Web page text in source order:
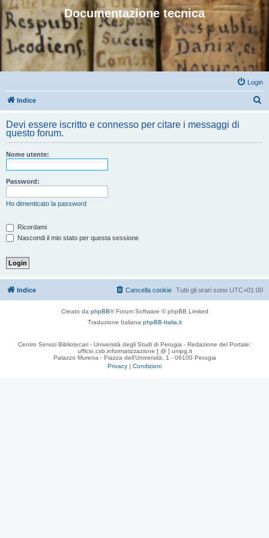
Documentazione tecnica
Login
Indice
c
Devi essere iscritto e connesso per citare i messaggi di
questo forum.
Nome utente:
Password:
Ho dimenticato la password
Ricordami
Nascondi il mio stato per questa sessione
Indice Tutti gli orari sono UTC+01:00
Cancella cookie
Creato da phpBB® Forum Software © phpBB Limited
Traduzione Italiana phpBB-Italia.it
Centro Servizi Bibliotecari - Università degli Studi di Perugia - Redazione del Portale:
ufficio.csb.informatizzazione [ @ ] unipg.it
Palazzo Murena - Piazza dell'Università, 1 - 06100 Perugia
Privacy | Condizioni